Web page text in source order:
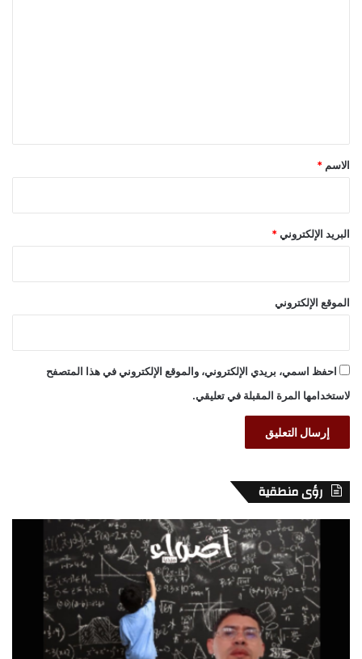
*
الاسم *
البريد الإلكتروني *
الموقع الإلكتروني
احفظ اسمي، بريدي الإلكتروني، والموقع الإلكتروني في هذا المتصفح
لاستخدامها المرة المقبلة في تعليقي.
رؤى منطقية